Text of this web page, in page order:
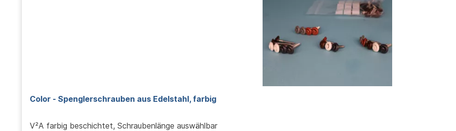
Color - Spenglerschrauben aus Edelstahl, farbig
V²A farbig beschichtet, Schraubenlänge auswählbar